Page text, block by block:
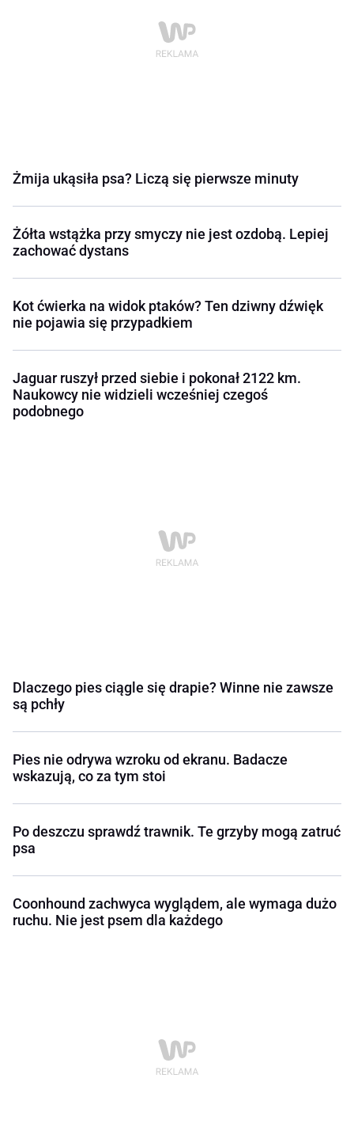
Żmija ukąsiła psa? Liczą się pierwsze minuty
Żółta wstążka przy smyczy nie jest ozdobą. Lepiej
zachować dystans
Kot ćwierka na widok ptaków? Ten dziwny dźwięk
nie pojawia się przypadkiem
Jaguar ruszył przed siebie i pokonał 2122 km.
Naukowcy nie widzieli wcześniej czegoś
podobnego
Dlaczego pies ciągle się drapie? Winne nie zawsze
są pchły
Pies nie odrywa wzroku od ekranu. Badacze
wskazują, co za tym stoi
Po deszczu sprawdź trawnik. Te grzyby mogą zatruć
psa
Coonhound zachwyca wyglądem, ale wymaga dużo
ruchu. Nie jest psem dla każdego